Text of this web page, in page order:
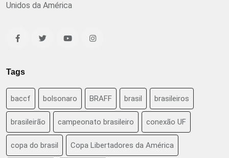
Unidos da América
Tags
baccf bolsonaro BRAFF brasil brasileiros
brasileirão campeonato brasileiro conexão UF
copa do brasil Copa Libertadores da América